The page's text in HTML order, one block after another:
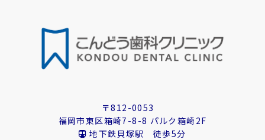
〒812-0053
福岡市東区箱崎7-8-8 パルク箱崎2F
地下鉄貝塚駅 徒歩5分